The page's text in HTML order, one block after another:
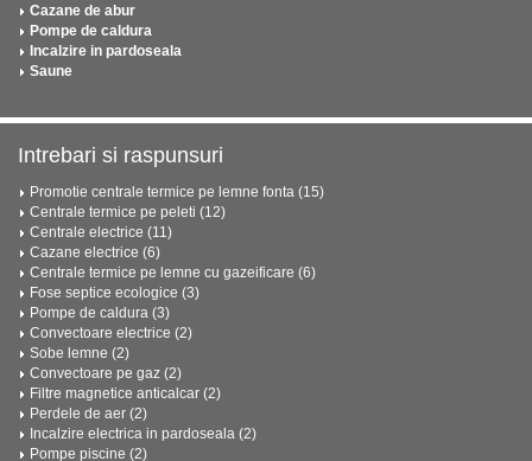
Cazane de abur
Pompe de caldura
Incalzire in pardoseala
Saune
Intrebari si raspunsuri
Promotie centrale termice pe lemne fonta (15)
Centrale termice pe peleti (12)
Centrale electrice (11)
Cazane electrice (6)
Centrale termice pe lemne cu gazeificare (6)
Fose septice ecologice (3)
Pompe de caldura (3)
Convectoare electrice (2)
Sobe lemne (2)
Convectoare pe gaz (2)
Filtre magnetice anticalcar (2)
Perdele de aer (2)
Incalzire electrica in pardoseala (2)
Pompe piscine (2)